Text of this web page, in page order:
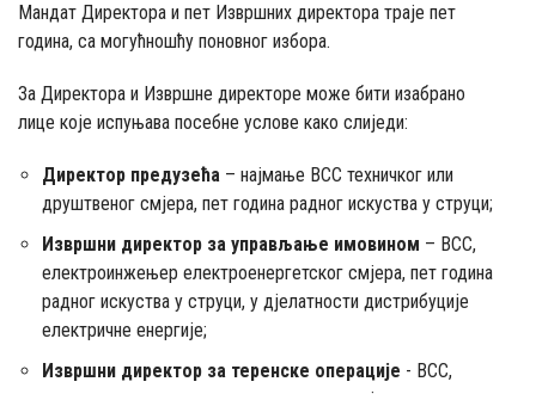
КОНТАКТ
Мандат Директора и пет Извршних директора траје пет
година, са могућношћу поновног избора.
За Директора и Извршне директоре може бити изабрано
лице које испуњава посебне услове како слиједи:
Директор предузећа – најмање ВСС техничког или
друштвеног смјера, пет година радног искуства у струци;
Извршни директор за управљање имовином – ВСС,
електроинжењер електроенергетског смјера, пет година
радног искуства у струци, у дјелатности дистрибуције
електричне енергије;
Извршни директор за теренске операције - ВСС,